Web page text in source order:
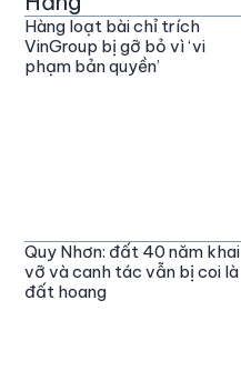
Hàng loạt bài chỉ trích
VinGroup bị gỡ bỏ vì ‘vi
phạm bản quyền’
Quy Nhơn: đất 40 năm khai
vỡ và canh tác vẫn bị coi là
đất hoang